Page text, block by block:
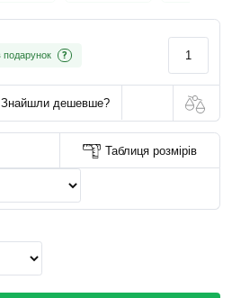
?
Знайшли дешевше?
Таблиця розмірів